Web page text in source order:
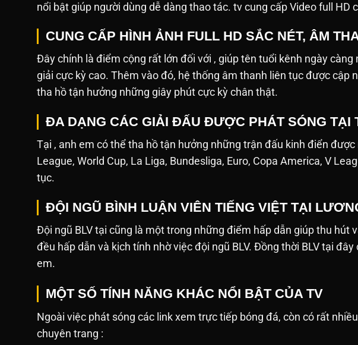
nổi bật giúp người dùng dễ dàng thao tác. tv cung cấp Video full HD
CUNG CẤP HÌNH ẢNH FULL HD SẮC NÉT, ÂM
Đây chính là điểm cộng rất lớn đối với , giúp tên tuổi kênh ngày
giải cực kỳ cao. Thêm vào đó, hệ thống âm thanh liên tục được
tha hồ tận hưởng những giây phút cực kỳ chân thật.
ĐA DẠNG CÁC GIẢI ĐẤU ĐƯỢC PHÁT SÓNG TẠI
Tại , anh em có thể tha hồ tận hưởng những trận đấu kinh điển
League, World Cup, La Liga, Bundesliga, Euro, Copa America, V
tục.
ĐỘI NGŨ BÌNH LUẬN VIÊN TIẾNG VIỆT TẠI
Đội ngũ BLV tại cũng là một trong những điểm hấp dẫn giúp thu
đều hấp dẫn và kịch tính nhờ việc đội ngũ BLV. Đồng thời BLV tại
em.
MỘT SỐ TÍNH NĂNG KHÁC NỔI BẬT CỦA TV
Ngoài việc phát sóng các link xem trực tiếp bóng đá, còn có rất
chuyên trang :